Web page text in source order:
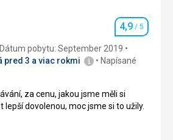
5,0/ 5
5,0
5,0/ 5
Hodnotenie
4,9 / 5
Dátum pobytu: September 2019
pred 3 a viac rokmi
Napísané
za cenu, jakou jsme měli si
lepší dovolenou, moc jsme si to užily.
za cenu, jakou jsme měli si